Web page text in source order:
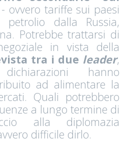
- ovvero tariffe sui paesi
petrolio dalla Russia,
Potrebbe trattarsi di
in vista della
tra i due leader,
hanno
ad alimentare la
Quali potrebbero
a lungo termine di
alla diplomazia
difficile dirlo.